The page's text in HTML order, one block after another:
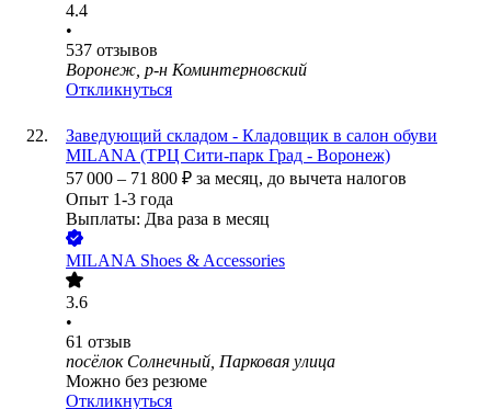
4.4
•
537 отзывов
Воронеж, р-н Коминтерновский
Откликнуться
Заведующий складом - Кладовщик в салон обуви
MILANA (ТРЦ Сити-парк Град - Воронеж)
57 000 – 71 800 ₽ за месяц, до вычета налогов
Опыт 1-3 года
Выплаты: Два раза в месяц
MILANA Shoes & Accessories
3.6
•
61 отзыв
посёлок Солнечный, Парковая улица
Можно без резюме
Откликнуться